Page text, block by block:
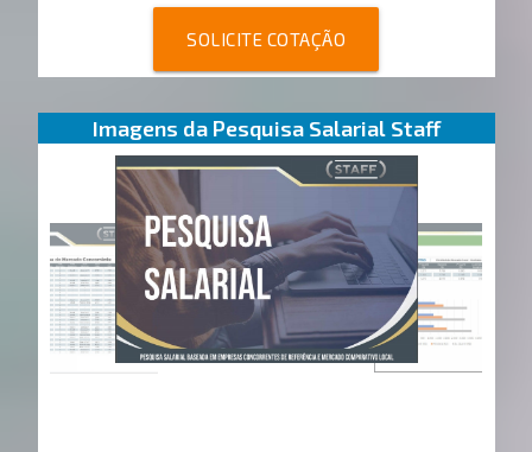
SOLICITE COTAÇÃO
Imagens da Pesquisa Salarial Staff